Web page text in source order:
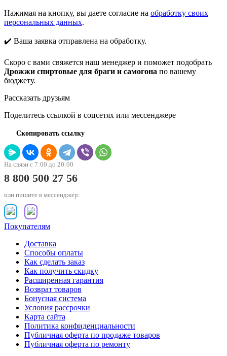
Нажимая на кнопку, вы даете согласие на обработку своих
персональных данных.
✔️ Ваша заявка отправлена на обработку.
Скоро с вами свяжется наш менеджер и поможет подобрать
Дрожжи спиртовые для браги и самогона по вашему
бюджету.
Рассказать друзьям
Поделитесь ссылкой в соцсетях или мессенджере
Скопировать ссылку
На связи с 7:00 до 20:00
8 800 500 27 56
или пишите в мессенджер:
Покупателям
Доставка
Способы оплаты
Как сделать заказ
Как получить скидку
Расширенная гарантия
Возврат товаров
Бонусная система
Условия рассрочки
Карта сайта
Политика конфиденциальности
Публичная оферта по продаже товаров
Публичная оферта по ремонту